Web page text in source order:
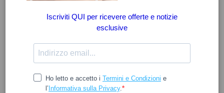
Poche Unità